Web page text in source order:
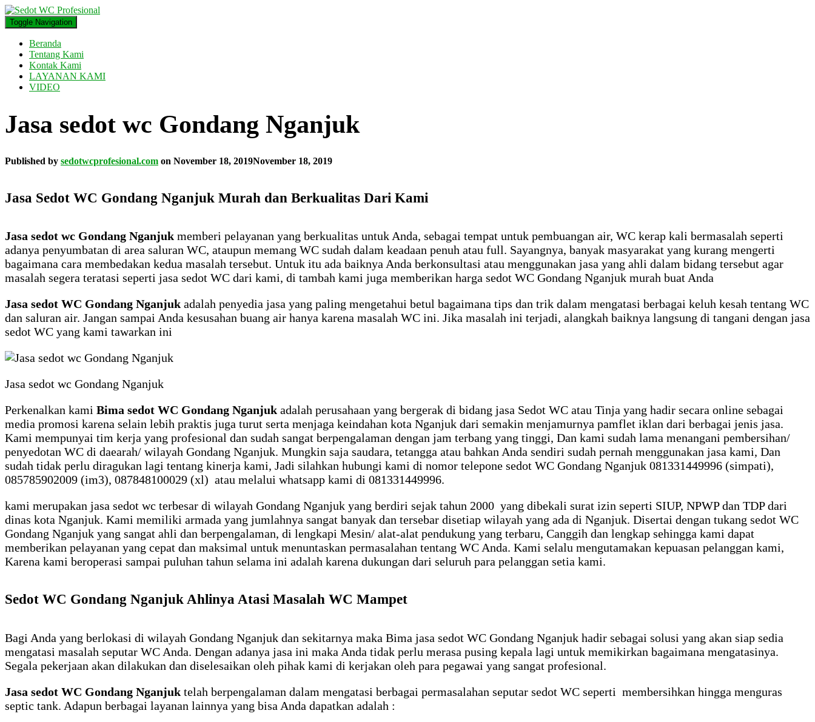
Toggle Navigation
Beranda
Tentang Kami
Kontak Kami
LAYANAN KAMI
VIDEO
Jasa sedot wc Gondang Nganjuk
Published by sedotwcprofesional.com on November 18, 2019November 18, 2019
Jasa Sedot WC Gondang Nganjuk Murah dan Berkualitas Dari Kami
Jasa sedot wc Gondang Nganjuk memberi pelayanan yang berkualitas untuk Anda, sebagai tempat untuk pembuangan air, WC kerap kali bermasalah seperti
adanya penyumbatan di area saluran WC, ataupun memang WC sudah dalam keadaan penuh atau full. Sayangnya, banyak masyarakat yang kurang mengerti
bagaimana cara membedakan kedua masalah tersebut. Untuk itu ada baiknya Anda berkonsultasi atau menggunakan jasa yang ahli dalam bidang tersebut agar
masalah segera teratasi seperti jasa sedot WC dari kami, di tambah kami juga memberikan harga sedot WC Gondang Nganjuk murah buat Anda
Jasa sedot WC Gondang Nganjuk adalah penyedia jasa yang paling mengetahui betul bagaimana tips dan trik dalam mengatasi berbagai keluh kesah tentang WC
dan saluran air. Jangan sampai Anda kesusahan buang air hanya karena masalah WC ini. Jika masalah ini terjadi, alangkah baiknya langsung di tangani dengan jasa
sedot WC yang kami tawarkan ini
Jasa sedot wc Gondang Nganjuk
Perkenalkan kami Bima sedot WC Gondang Nganjuk adalah perusahaan yang bergerak di bidang jasa Sedot WC atau Tinja yang hadir secara online sebagai
media promosi karena selain lebih praktis juga turut serta menjaga keindahan kota Nganjuk dari semakin menjamurnya pamflet iklan dari berbagai jenis jasa.
Kami mempunyai tim kerja yang profesional dan sudah sangat berpengalaman dengan jam terbang yang tinggi, Dan kami sudah lama menangani pembersihan/
penyedotan WC di daearah/ wilayah Gondang Nganjuk. Mungkin saja saudara, tetangga atau bahkan Anda sendiri sudah pernah menggunakan jasa kami, Dan
sudah tidak perlu diragukan lagi tentang kinerja kami, Jadi silahkan hubungi kami di nomor telepone sedot WC Gondang Nganjuk 081331449996 (simpati),
085785902009 (im3), 087848100029 (xl) atau melalui whatsapp kami di 081331449996.
kami merupakan jasa sedot wc terbesar di wilayah Gondang Nganjuk yang berdiri sejak tahun 2000 yang dibekali surat izin seperti SIUP, NPWP dan TDP dari
dinas kota Nganjuk. Kami memiliki armada yang jumlahnya sangat banyak dan tersebar disetiap wilayah yang ada di Nganjuk. Disertai dengan tukang sedot WC
Gondang Nganjuk yang sangat ahli dan berpengalaman, di lengkapi Mesin/ alat-alat pendukung yang terbaru, Canggih dan lengkap sehingga kami dapat
memberikan pelayanan yang cepat dan maksimal untuk menuntaskan permasalahan tentang WC Anda. Kami selalu mengutamakan kepuasan pelanggan kami,
Karena kami beroperasi sampai puluhan tahun selama ini adalah karena dukungan dari seluruh para pelanggan setia kami.
Sedot WC Gondang Nganjuk Ahlinya Atasi Masalah WC Mampet
Bagi Anda yang berlokasi di wilayah Gondang Nganjuk dan sekitarnya maka Bima jasa sedot WC Gondang Nganjuk hadir sebagai solusi yang akan siap sedia
mengatasi masalah seputar WC Anda. Dengan adanya jasa ini maka Anda tidak perlu merasa pusing kepala lagi untuk memikirkan bagaimana mengatasinya.
Segala pekerjaan akan dilakukan dan diselesaikan oleh pihak kami di kerjakan oleh para pegawai yang sangat profesional.
Jasa sedot WC Gondang Nganjuk telah berpengalaman dalam mengatasi berbagai permasalahan seputar sedot WC seperti membersihkan hingga menguras
septic tank. Adapun berbagai layanan lainnya yang bisa Anda dapatkan adalah :